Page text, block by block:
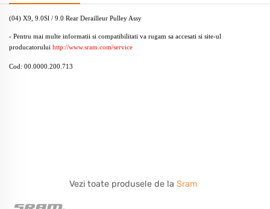
(04) X9, 9.0Sl / 9.0 Rear Derailleur Pulley Assy
- Pentru mai multe informatii si compatibilitati va rugam sa accesati si site-ul
producatorului http://www.sram.com/service
Cod: 00.0000.200.713
Vezi toate produsele de la Sram